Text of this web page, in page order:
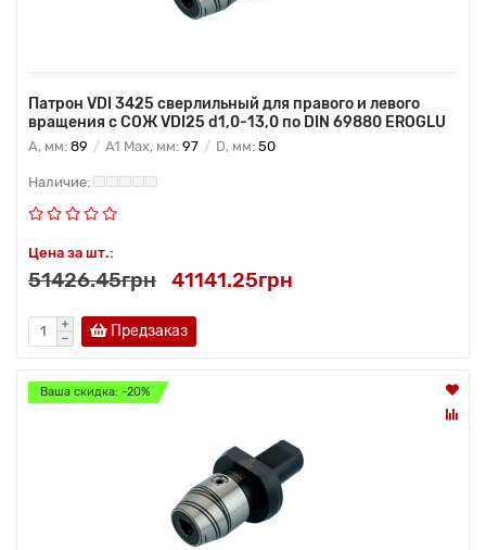
Патрон VDI 3425 сверлильный для правого и левого
вращения с СОЖ VDI25 d1,0-13,0 по DIN 69880 EROGLU
A, мм: 89 A1 Max, мм: 97 D, мм: 50
Цена за шт.:
51426.45грн 41141.25грн
Предзаказ
Ваша скидка: -20%